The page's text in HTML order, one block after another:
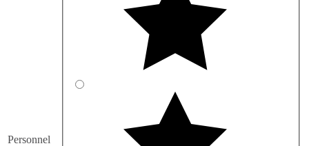
Personnel